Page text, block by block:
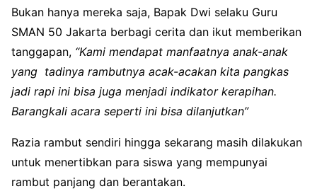
Bukan hanya mereka saja, Bapak Dwi selaku Guru
SMAN 50 Jakarta berbagi cerita dan ikut memberikan
tanggapan, “Kami mendapat manfaatnya anak-anak
yang tadinya rambutnya acak-acakan kita pangkas
jadi rapi ini bisa juga menjadi indikator kerapihan.
Barangkali acara seperti ini bisa dilanjutkan”
Razia rambut sendiri hingga sekarang masih dilakukan
untuk menertibkan para siswa yang mempunyai
rambut panjang dan berantakan.